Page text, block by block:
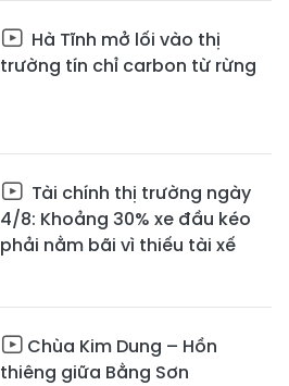
Hà Tĩnh mở lối vào thị
trường tín chỉ carbon từ rừng
Tài chính thị trường ngày
4/8: Khoảng 30% xe đầu kéo
phải nằm bãi vì thiếu tài xế
Chùa Kim Dung – Hồn
thiêng giữa Bằng Sơn